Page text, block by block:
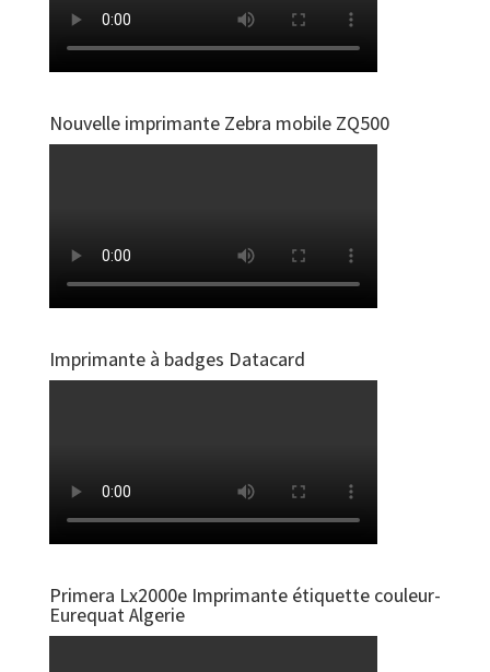
Nouvelle imprimante Zebra mobile ZQ500
Imprimante à badges Datacard
Primera Lx2000e Imprimante étiquette couleur-
Eurequat Algerie